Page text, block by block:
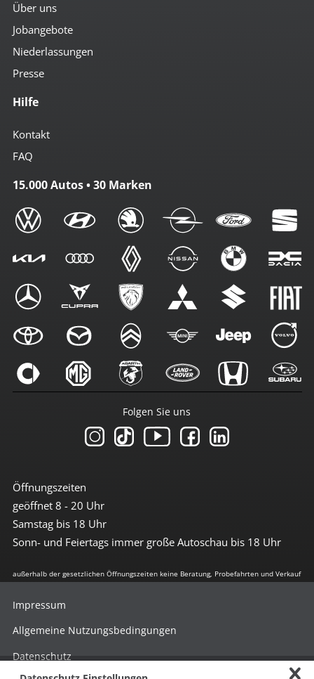
Über uns
Jobangebote
Niederlassungen
Presse
Hilfe
Kontakt
FAQ
15.000 Autos • 30 Marken
Öffnungszeiten
geöffnet 8 - 20 Uhr
Samstag bis 18 Uhr
Sonn- und Feiertags immer große Autoschau bis 18 Uhr
Folgen Sie uns
außerhalb der gesetzlichen Öffnungszeiten keine Beratung, Probefahrten und Verkauf
Impressum
Allgemeine Nutzungsbedingungen
Datenschutz